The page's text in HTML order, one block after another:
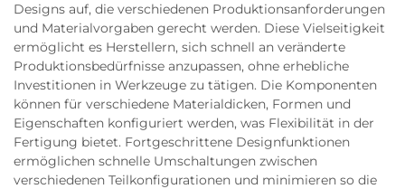
Designs auf, die verschiedenen Produktionsanforderungen
und Materialvorgaben gerecht werden. Diese Vielseitigkeit
ermöglicht es Herstellern, sich schnell an veränderte
Produktionsbedürfnisse anzupassen, ohne erhebliche
Investitionen in Werkzeuge zu tätigen. Die Komponenten
können für verschiedene Materialdicken, Formen und
Eigenschaften konfiguriert werden, was Flexibilität in der
Fertigung bietet. Fortgeschrittene Designfunktionen
ermöglichen schnelle Umschaltungen zwischen
verschiedenen Teilkonfigurationen und minimieren so die